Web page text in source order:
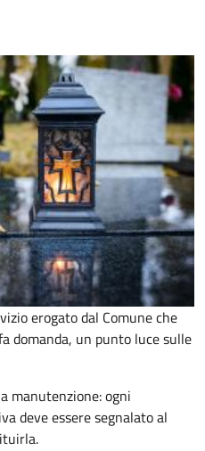
erogato dal Comune che
domanda, un punto luce sulle
manutenzione: ogni
deve essere segnalato al